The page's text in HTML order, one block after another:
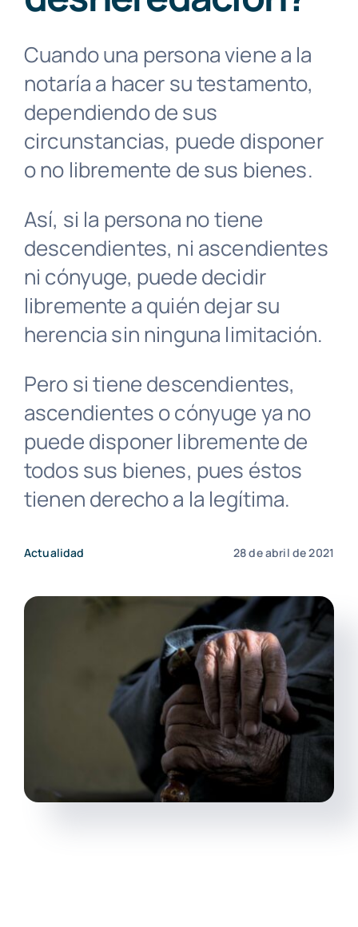
Buscar:
Cuando una persona viene a la
notaría a hacer su testamento,
dependiendo de sus
circunstancias, puede disponer
o no libremente de sus bienes.
Así, si la persona no tiene
descendientes, ni ascendientes
ni cónyuge, puede decidir
libremente a quién dejar su
herencia sin ninguna limitación.
Pero si tiene descendientes,
ascendientes o cónyuge ya no
puede disponer libremente de
todos sus bienes, pues éstos
tienen derecho a la legítima.
Actualidad 28 de abril de 2021